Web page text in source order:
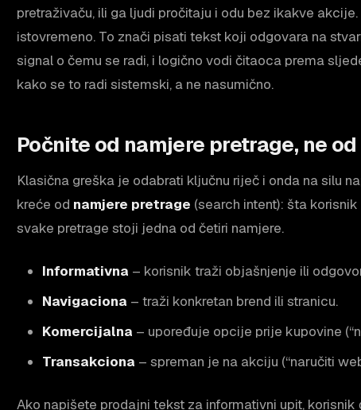
pretraživaču, ili ga ljudi pročitaju i odu bez ikakve
istovremeno. To znači pisati tekst koji odgovara na
signal o čemu se radi, i logično vodi čitaoca prema
kako se to radi sistemski, a ne nasumično.
Počnite od namjere pretrage, ne
Klasična greška je odabrati ključnu riječ i onda na silu
kreće od namjere pretrage (search intent): šta
svake pretrage stoji jedna od četiri namjere.
Informativna – korisnik traži objašnjenje ili
Navigaciona – traži konkretan brend ili stranicu.
Komercijalna – upoređuje opcije prije kupovine
Transakciona – spreman je na akciju (“naručiti
Ako napišete prodajni tekst za informativni upit,